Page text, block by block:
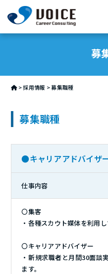
採
募
>採用情報 >募集職種
募集職種
●キャリアアドバイザ
仕事内容
〇集客
・各種スカウト媒体を利用
〇キャリアアドバイザー
・新規求職者と月間30面談
ます。